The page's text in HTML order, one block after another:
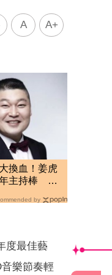
A A+
換血！姜虎
主持棒 背
by
度最佳藝
樂節奏輕